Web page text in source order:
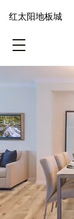
​红太阳地板城